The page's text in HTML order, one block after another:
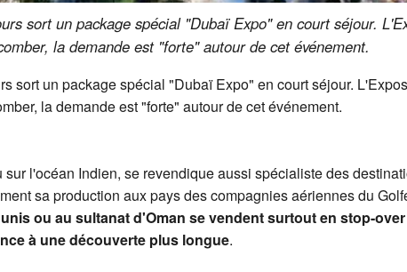
sort un package spécial "Dubaï Expo" en court séjour.
la demande est "forte" autour de cet événement.
sort un package spécial "Dubaï Expo" en court séjour.
la demande est "forte" autour de cet événement.
l'océan Indien, se revendique aussi spécialiste des
sa production aux pays des compagnies aériennes du
ou au sultanat d'Oman se vendent surtout en stop-over
à une découverte plus longue.